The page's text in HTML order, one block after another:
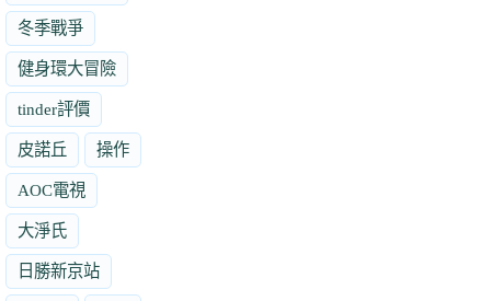
冬季戰爭
健身環大冒險
tinder評價
皮諾丘 操作
AOC電視
大淨氏
日勝新京站